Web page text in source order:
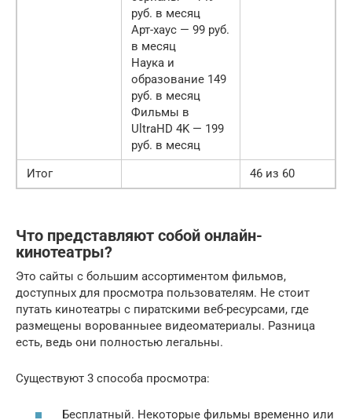
руб. в месяц
Арт-хаус — 99 руб.
в месяц
Наука и
образование 149
руб. в месяц
Фильмы в
UltraHD 4K — 199
руб. в месяц
Итог
46 из 60
Что представляют собой онлайн-
кинотеатры?
Это сайты с большим ассортиментом фильмов,
доступных для просмотра пользователям. Не стоит
путать кинотеатры с пиратскими веб-ресурсами, где
размещены ворованныее видеоматериалы. Разница
есть, ведь они полностью легальны.
Существуют 3 способа просмотра:
Бесплатный. Некоторые фильмы временно или